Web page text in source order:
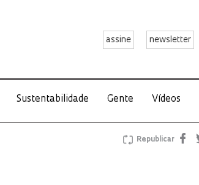
assine newsletter
Sustentabilidade Gente Vídeos
Republicar